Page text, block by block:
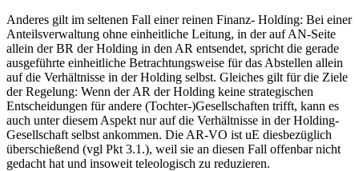
Anderes gilt im seltenen Fall einer reinen Finanz- Holding: Bei einer
Anteilsverwaltung ohne einheitliche Leitung, in der auf AN-Seite
allein der BR der Holding in den AR entsendet, spricht die gerade
ausgeführte einheitliche Betrachtungsweise für das Abstellen allein
auf die Verhältnisse in der Holding selbst. Gleiches gilt für die Ziele
der Regelung: Wenn der AR der Holding keine strategischen
Entscheidungen für andere (Tochter-)Gesellschaften trifft, kann es
auch unter diesem Aspekt nur auf die Verhältnisse in der Holding-
Gesellschaft selbst ankommen. Die AR-VO ist uE diesbezüglich
überschießend (vgl Pkt 3.1.), weil sie an diesen Fall offenbar nicht
gedacht hat und insoweit teleologisch zu reduzieren.